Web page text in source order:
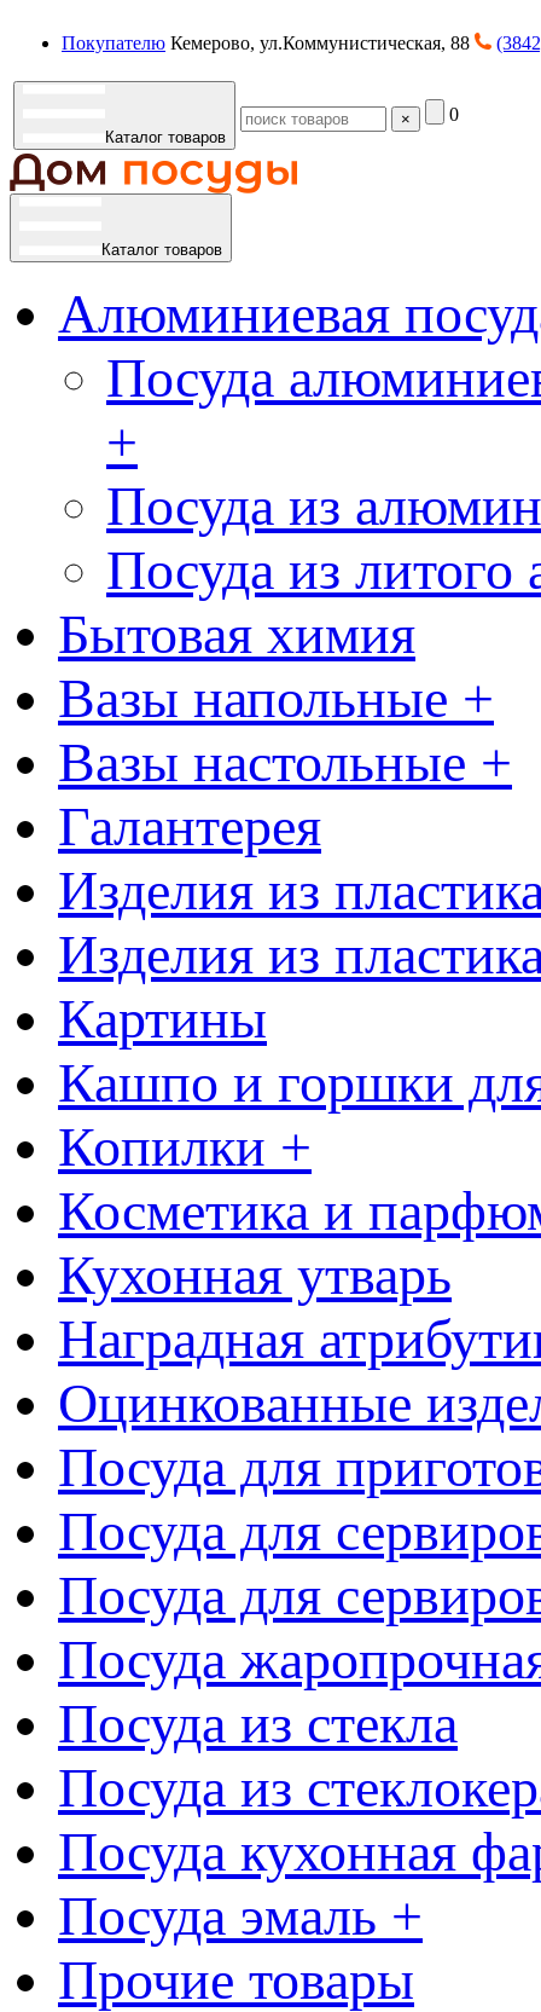
Покупателю Кемерово, ул.Коммунистическая, 88
Каталог товаров
× 0
Каталог товаров
Алюминиевая
Посуда
+
Посуда из
Посуда из
Бытовая химия
Вазы напольные +
Вазы настольные +
Галантерея
Изделия из
Изделия из
Картины
Кашпо и горшки
Копилки +
Косметика и
Кухонная утварь
Наградная
Оцинкованные
Посуда для
Посуда для
Посуда для
Посуда
Посуда из стекла
Посуда из
Посуда кухонная
Посуда эмаль +
Прочие товары